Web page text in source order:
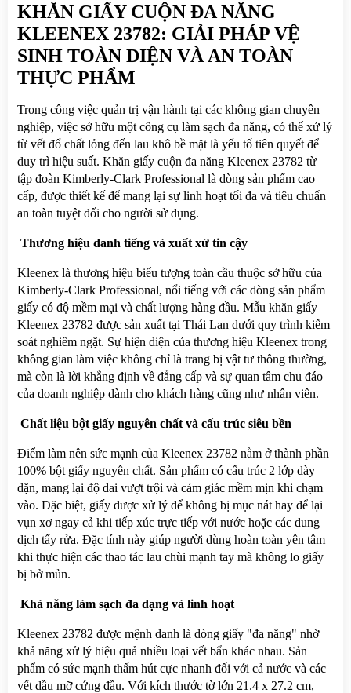
KHĂN GIẤY CUỘN ĐA NĂNG
KLEENEX 23782: GIẢI PHÁP VỆ
SINH TOÀN DIỆN VÀ AN TOÀN
THỰC PHẨM
Trong công việc quản trị vận hành tại các không gian chuyên
nghiệp, việc sở hữu một công cụ làm sạch đa năng, có thể xử lý
từ vết đổ chất lỏng đến lau khô bề mặt là yếu tố tiên quyết để
duy trì hiệu suất. Khăn giấy cuộn đa năng Kleenex 23782 từ
tập đoàn Kimberly-Clark Professional là dòng sản phẩm cao
cấp, được thiết kế để mang lại sự linh hoạt tối đa và tiêu chuẩn
an toàn tuyệt đối cho người sử dụng.
Thương hiệu danh tiếng và xuất xứ tin cậy
Kleenex là thương hiệu biểu tượng toàn cầu thuộc sở hữu của
Kimberly-Clark Professional, nổi tiếng với các dòng sản phẩm
giấy có độ mềm mại và chất lượng hàng đầu. Mẫu khăn giấy
Kleenex 23782 được sản xuất tại Thái Lan dưới quy trình kiểm
soát nghiêm ngặt. Sự hiện diện của thương hiệu Kleenex trong
không gian làm việc không chỉ là trang bị vật tư thông thường,
mà còn là lời khẳng định về đẳng cấp và sự quan tâm chu đáo
của doanh nghiệp dành cho khách hàng cũng như nhân viên.
Chất liệu bột giấy nguyên chất và cấu trúc siêu bền
Điểm làm nên sức mạnh của Kleenex 23782 nằm ở thành phần
100% bột giấy nguyên chất. Sản phẩm có cấu trúc 2 lớp dày
dặn, mang lại độ dai vượt trội và cảm giác mềm mịn khi chạm
vào. Đặc biệt, giấy được xử lý để không bị mục nát hay để lại
vụn xơ ngay cả khi tiếp xúc trực tiếp với nước hoặc các dung
dịch tẩy rửa. Đặc tính này giúp người dùng hoàn toàn yên tâm
khi thực hiện các thao tác lau chùi mạnh tay mà không lo giấy
bị bở mủn.
Khả năng làm sạch đa dạng và linh hoạt
Kleenex 23782 được mệnh danh là dòng giấy "đa năng" nhờ
khả năng xử lý hiệu quả nhiều loại vết bẩn khác nhau. Sản
phẩm có sức mạnh thấm hút cực nhanh đối với cả nước và các
vết dầu mỡ cứng đầu. Với kích thước tờ lớn 21.4 x 27.2 cm,